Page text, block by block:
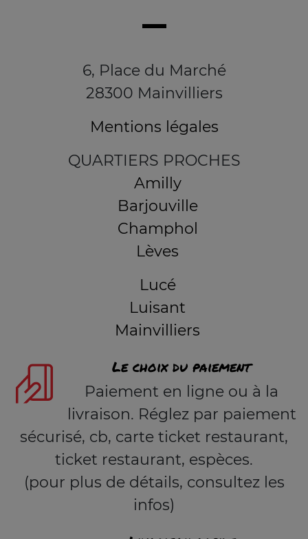
6, Place du Marché
28300 Mainvilliers
Mentions légales
QUARTIERS PROCHES
Amilly
Barjouville
Champhol
Lèves
Lucé
Luisant
Mainvilliers
Le choix du paiement
Paiement en ligne ou à la
livraison. Réglez par paiement
sécurisé, cb, carte ticket restaurant,
ticket restaurant, espèces.
(pour plus de détails, consultez les
infos)